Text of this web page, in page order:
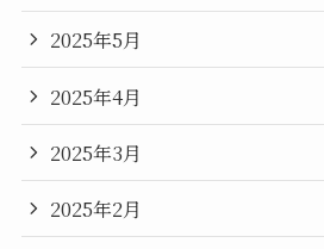
2025年5月
2025年4月
2025年3月
2025年2月